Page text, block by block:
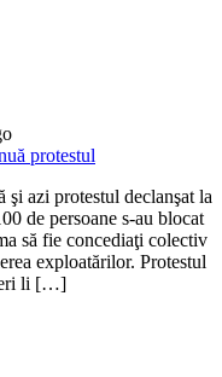
azi protestul declanşat la
de persoane s-au blocat
să fie concediaţi colectiv
exploatărilor. Protestul
li […]